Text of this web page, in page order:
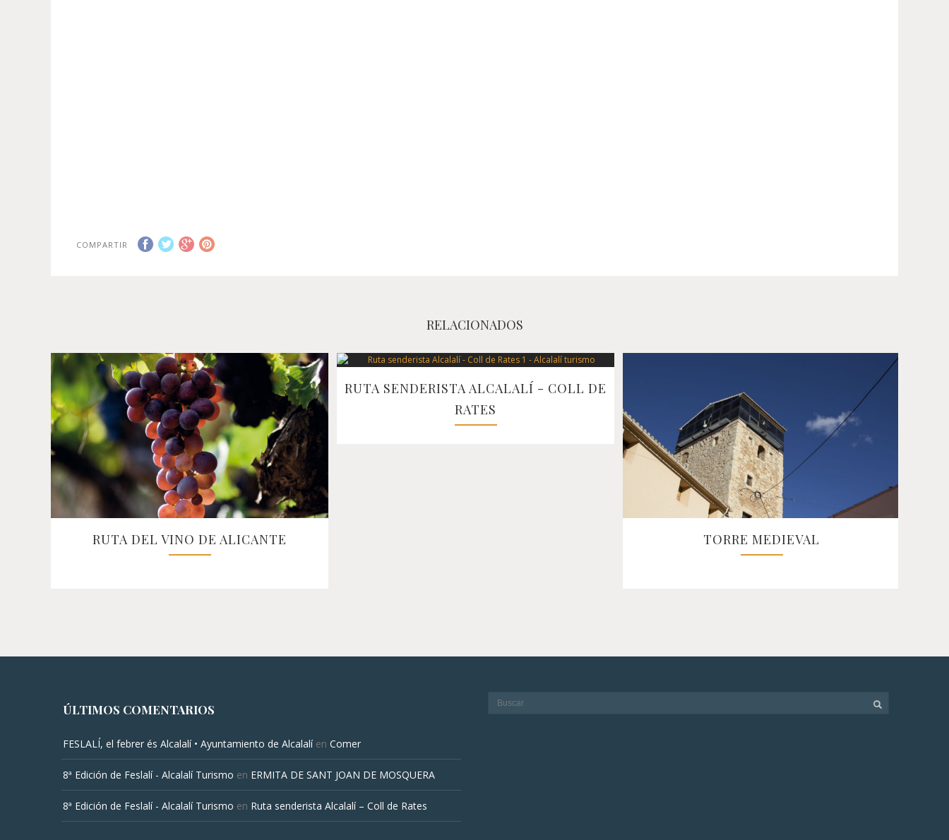
COMPARTIR
RELACIONADOS
RUTA DEL VINO DE ALICANTE
RUTA SENDERISTA ALCALALÍ - COLL DE
RATES
TORRE MEDIEVAL
ÚLTIMOS COMENTARIOS
FESLALÍ, el febrer és Alcalalí • Ayuntamiento de Alcalalíen Comer
8ª Edición de Feslalí - Alcalalí Turismo en ERMITA DE SANT JOAN DE MOSQUERA
8ª Edición de Feslalí - Alcalalí Turismo en Ruta senderista Alcalalí – Coll de Rates